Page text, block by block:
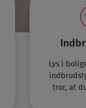
Lys i
tror, at